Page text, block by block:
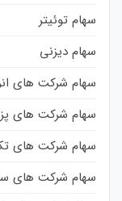
سهام توئیتر
سهام دیزنی
سهام شرکت های
سهام شرکت های
سهام شرکت های
سهام شرکت های